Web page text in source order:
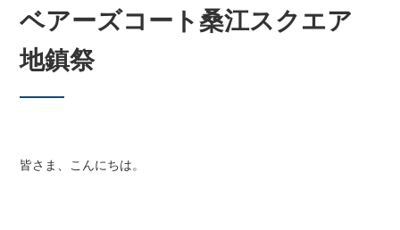
ベアーズコート桑江スクエア
地鎮祭
皆さま、こんにちは。